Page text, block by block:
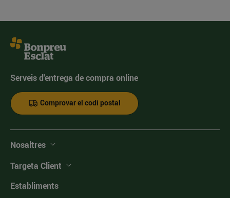
Serveis d'entrega de compra online
Comprovar el codi postal
Nosaltres
Targeta Client
Establiments